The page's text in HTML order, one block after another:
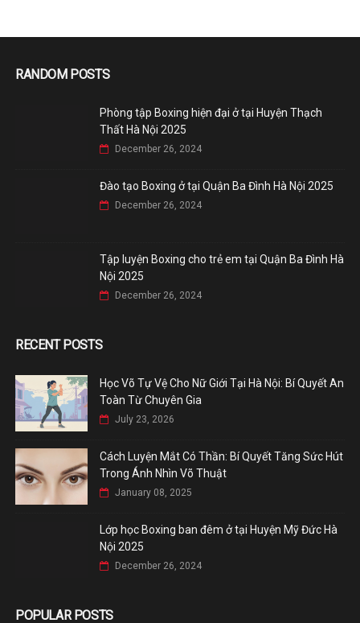
RANDOM POSTS
Phòng tập Boxing hiện đại ở tại Huyện Thạch
Thất Hà Nội 2025
December 26, 2024
Đào tạo Boxing ở tại Quận Ba Đình Hà Nội 2025
December 26, 2024
Tập luyện Boxing cho trẻ em tại Quận Ba Đình Hà
Nội 2025
December 26, 2024
RECENT POSTS
Học Võ Tự Vệ Cho Nữ Giới Tại Hà Nội: Bí Quyết An
Toàn Từ Chuyên Gia
July 23, 2026
Cách Luyện Mắt Có Thần: Bí Quyết Tăng Sức Hút
Trong Ánh Nhìn Võ Thuật
January 08, 2025
Lớp học Boxing ban đêm ở tại Huyện Mỹ Đức Hà
Nội 2025
December 26, 2024
POPULAR POSTS